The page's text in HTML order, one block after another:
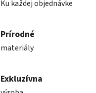
Ku každej objednávke
Prírodné
materiály
Exkluzívna